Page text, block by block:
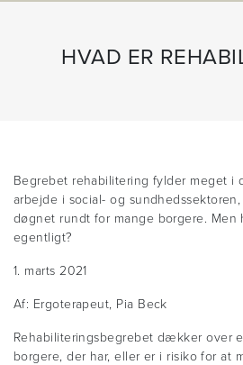
HVAD ER
Begrebet rehabilitering fylder meget i
arbejde i social- og
døgnet rundt for mange borgere.
egentligt?
1. marts 2021
Af: Ergoterapeut, Pia Beck
Rehabiliteringsbegrebet dækker over
borgere, der har, eller er i risiko for at